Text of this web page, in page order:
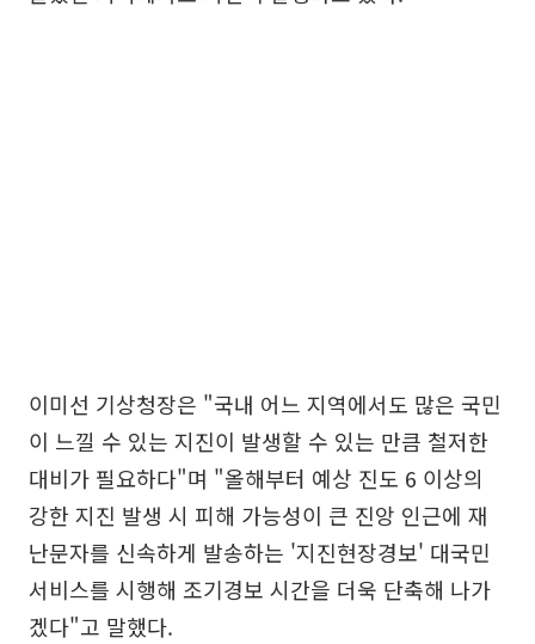
이미선 기상청장은 "국내 어느 지역에서도 많은 국민
이 느낄 수 있는 지진이 발생할 수 있는 만큼 철저한
대비가 필요하다"며 "올해부터 예상 진도 6 이상의
강한 지진 발생 시 피해 가능성이 큰 진앙 인근에 재
난문자를 신속하게 발송하는 '지진현장경보' 대국민
서비스를 시행해 조기경보 시간을 더욱 단축해 나가
겠다"고 말했다.